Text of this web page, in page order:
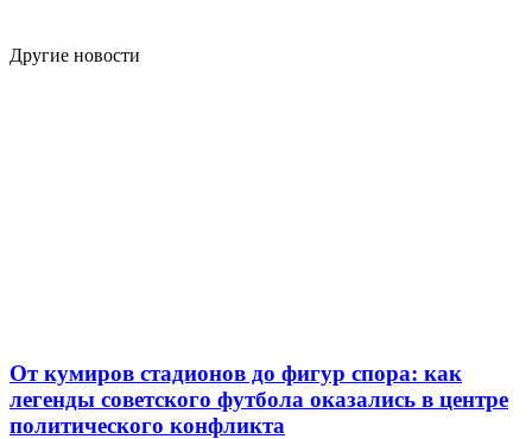
Другие новости
От кумиров стадионов до фигур спора: как
легенды советского футбола оказались в центре
политического конфликта